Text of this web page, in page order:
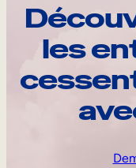
les